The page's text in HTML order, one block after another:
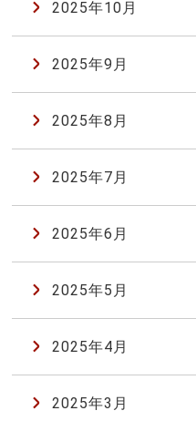
2025年10月
2025年9月
2025年8月
2025年7月
2025年6月
2025年5月
2025年4月
2025年3月